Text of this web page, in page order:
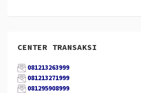
CENTER TRANSAKSI
081213263999
081213271999
081295908999